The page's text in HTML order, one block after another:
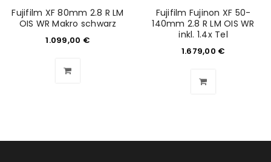
E-Mail-Adresse*
Ein Link zum Erstellen eines neuen Passworts wird an
deine E-Mail-Adresse gesendet.
Fujifilm XF 80mm 2.8 R LM
OIS WR Makro schwarz
1.099,00 €
Fujifilm Fujinon XF 50-
140mm 2.8 R LM OIS WR
inkl. 1.4x Tel
1.679,00 €